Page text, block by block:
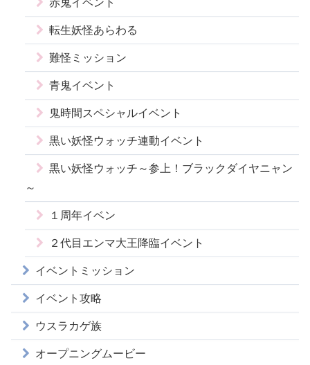
転生妖怪あらわる
難怪ミッション
青鬼イベント
鬼時間スペシャルイベント
黒い妖怪ウォッチ連動イベント
黒い妖怪ウォッチ～参上！ブラックダイヤニャン
～
１周年イベン
２代目エンマ大王降臨イベント
イベントミッション
イベント攻略
ウスラカゲ族
オープニングムービー